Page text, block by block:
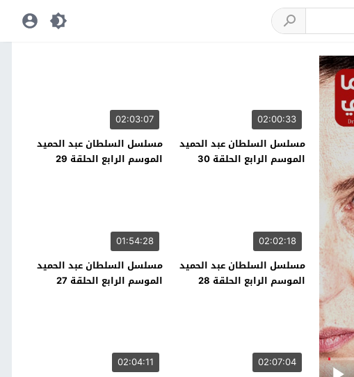
02:00:33
مسلسل السلطان عبد الحميد
الموسم الرابع الحلقة 30
02:03:07
مسلسل السلطان عبد الحميد
الموسم الرابع الحلقة 29
02:02:18
مسلسل السلطان عبد الحميد
الموسم الرابع الحلقة 28
01:54:28
مسلسل السلطان عبد الحميد
الموسم الرابع الحلقة 27
02:07:04
02:04:11